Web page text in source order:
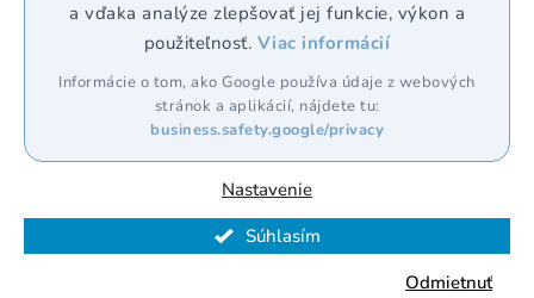
a vďaka analýze zlepšovať jej funkcie, výkon a
použiteľnosť. Viac informácií
Informácie o tom, ako Google používa údaje z webových
stránok a aplikácií, nájdete tu:
business.safety.google/privacy
Nastavenie
Odmietnuť
Súhlasím
Sledujte nás
Vytvoril Shoptet Premium